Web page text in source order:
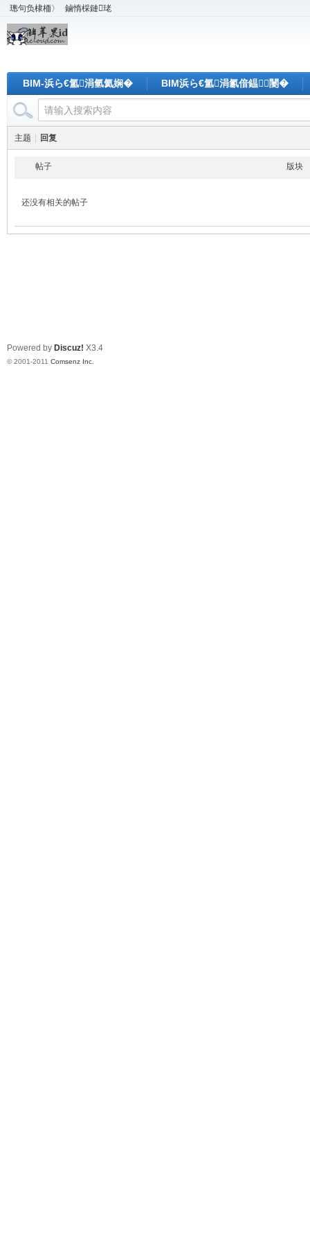
璁句负棣栭〉 鏀惰棌鏈珯
BIM-浜ら€氳涓氫氦娴� BIM浜ら€氳涓氱偣鎾闄�
主题 回复
帖子 版块
还没有相关的帖子
Powered by Discuz! X3.4
© 2001-2011 Comsenz Inc.